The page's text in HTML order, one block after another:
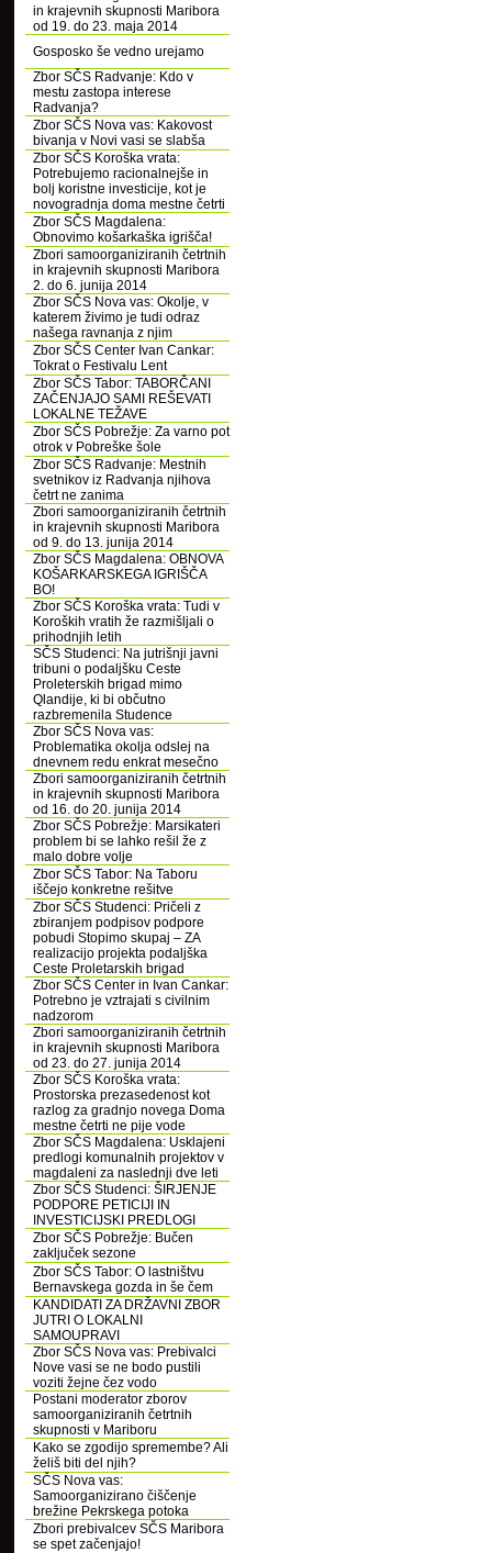
in krajevnih skupnosti Maribora
od 19. do 23. maja 2014
Gosposko še vedno urejamo
Zbor SČS Radvanje: Kdo v
mestu zastopa interese
Radvanja?
Zbor SČS Nova vas: Kakovost
bivanja v Novi vasi se slabša
Zbor SČS Koroška vrata:
Potrebujemo racionalnejše in
bolj koristne investicije, kot je
novogradnja doma mestne četrti
Zbor SČS Magdalena:
Obnovimo košarkaška igrišča!
Zbori samoorganiziranih četrtnih
in krajevnih skupnosti Maribora
2. do 6. junija 2014
Zbor SČS Nova vas: Okolje, v
katerem živimo je tudi odraz
našega ravnanja z njim
Zbor SČS Center Ivan Cankar:
Tokrat o Festivalu Lent
Zbor SČS Tabor: TABORČANI
ZAČENJAJO SAMI REŠEVATI
LOKALNE TEŽAVE
Zbor SČS Pobrežje: Za varno pot
otrok v Pobreške šole
Zbor SČS Radvanje: Mestnih
svetnikov iz Radvanja njihova
četrt ne zanima
Zbori samoorganiziranih četrtnih
in krajevnih skupnosti Maribora
od 9. do 13. junija 2014
Zbor SČS Magdalena: OBNOVA
KOŠARKARSKEGA IGRIŠČA
BO!
Zbor SČS Koroška vrata: Tudi v
Koroških vratih že razmišljali o
prihodnjih letih
SČS Studenci: Na jutrišnji javni
tribuni o podaljšku Ceste
Proleterskih brigad mimo
Qlandije, ki bi občutno
razbremenila Studence
Zbor SČS Nova vas:
Problematika okolja odslej na
dnevnem redu enkrat mesečno
Zbori samoorganiziranih četrtnih
in krajevnih skupnosti Maribora
od 16. do 20. junija 2014
Zbor SČS Pobrežje: Marsikateri
problem bi se lahko rešil že z
malo dobre volje
Zbor SČS Tabor: Na Taboru
iščejo konkretne rešitve
Zbor SČS Studenci: Pričeli z
zbiranjem podpisov podpore
pobudi Stopimo skupaj – ZA
realizacijo projekta podaljška
Ceste Proletarskih brigad
Zbor SČS Center in Ivan Cankar:
Potrebno je vztrajati s civilnim
nadzorom
Zbori samoorganiziranih četrtnih
in krajevnih skupnosti Maribora
od 23. do 27. junija 2014
Zbor SČS Koroška vrata:
Prostorska prezasedenost kot
razlog za gradnjo novega Doma
mestne četrti ne pije vode
Zbor SČS Magdalena: Usklajeni
predlogi komunalnih projektov v
magdaleni za naslednji dve leti
Zbor SČS Studenci: ŠIRJENJE
PODPORE PETICIJI IN
INVESTICIJSKI PREDLOGI
Zbor SČS Pobrežje: Bučen
zaključek sezone
Zbor SČS Tabor: O lastništvu
Bernavskega gozda in še čem
KANDIDATI ZA DRŽAVNI ZBOR
JUTRI O LOKALNI
SAMOUPRAVI
Zbor SČS Nova vas: Prebivalci
Nove vasi se ne bodo pustili
voziti žejne čez vodo
Postani moderator zborov
samoorganiziranih četrtnih
skupnosti v Mariboru
Kako se zgodijo spremembe? Ali
želiš biti del njih?
SČS Nova vas:
Samoorganizirano čiščenje
brežine Pekrskega potoka
Zbori prebivalcev SČS Maribora
se spet začenjajo!